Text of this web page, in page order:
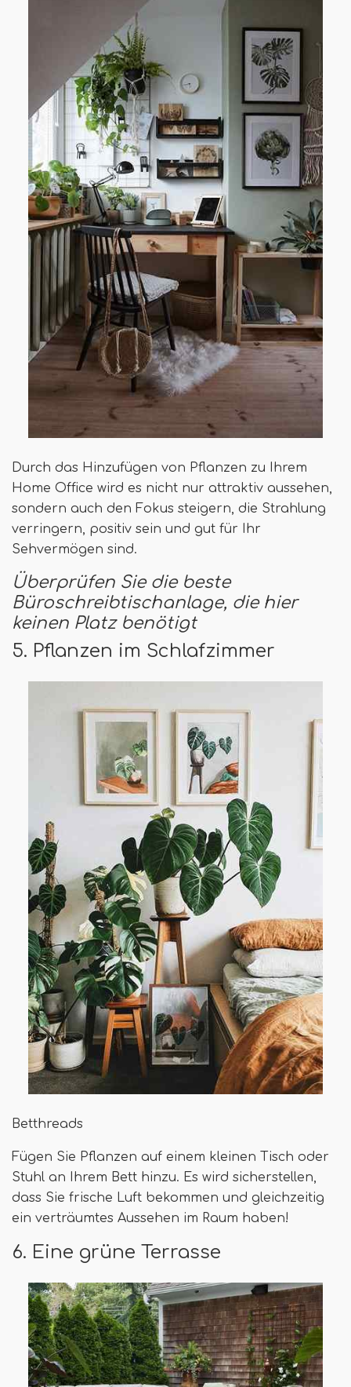
Durch das Hinzufügen von Pflanzen zu Ihrem
Home Office wird es nicht nur attraktiv aussehen,
sondern auch den Fokus steigern, die Strahlung
verringern, positiv sein und gut für Ihr
Sehvermögen sind.
Überprüfen Sie die beste
Büroschreibtischanlage, die hier
keinen Platz benötigt
5. Pflanzen im Schlafzimmer
Betthreads
Fügen Sie Pflanzen auf einem kleinen Tisch oder
Stuhl an Ihrem Bett hinzu. Es wird sicherstellen,
dass Sie frische Luft bekommen und gleichzeitig
ein verträumtes Aussehen im Raum haben!
6. Eine grüne Terrasse